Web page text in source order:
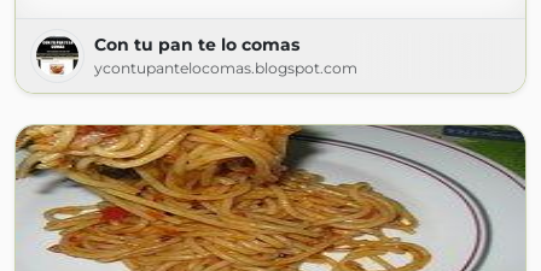
Con tu pan te lo comas
ycontupantelocomas.blogspot.com